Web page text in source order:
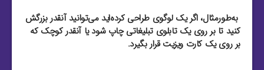
به‌طور‌مثال، اگر یک لوگوی طراحی کرده‌اید می‌توانید آنقدر بزرگش
کنید تا بر روی یک تابلوی تبلیغاتی چاپ شود یا آنقدر کوچک که
بر روی یک کارت ویزیت قرار بگیرد.